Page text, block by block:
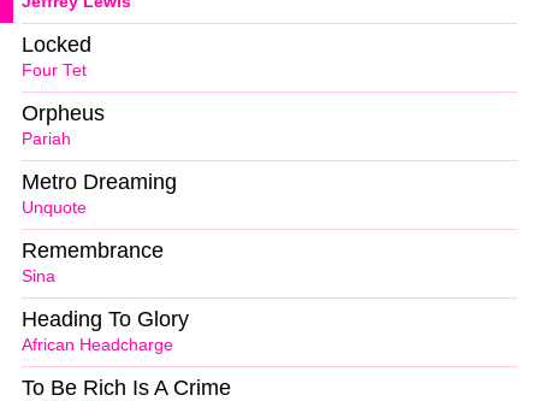
Four Tet
Locked
Pariah
Orpheus
Unquote
Metro Dreaming
Sina
Remembrance
African Headcharge
Heading To Glory
To Be Rich Is A Crime